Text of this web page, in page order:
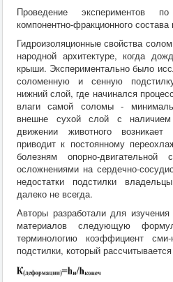
Проведение экспериментов
компонентно-фракционного состава
Гидроизоляционные свойства
народной архитектуре, когда
крыши. Экспериментально было
соломенную и сенную
нижний слой, где начинался
влаги самой соломы -
внешне сухой слой с
движении животного
приводит к постоянному
болезням опорно-
осложнениями на сердечно-
недостатки подстилки
далеко не всегда.
Авторы разработали для изучения
материалов следующую
терминологию коэффициент
подстилки, который